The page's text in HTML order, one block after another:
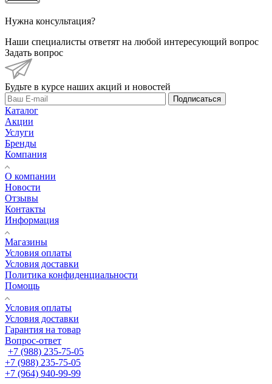
Нужна консультация?
Наши специалисты ответят на любой интересующий вопрос
Задать вопрос
Будьте в курсе наших акций и новостей
Подписаться
Каталог
Акции
Услуги
Бренды
Компания
О компании
Новости
Отзывы
Контакты
Информация
Магазины
Условия оплаты
Условия доставки
Политика конфиденциальности
Помощь
Условия оплаты
Условия доставки
Гарантия на товар
Вопрос-ответ
+7 (988) 235-75-05
+7 (988) 235-75-05
+7 (964) 940-99-99